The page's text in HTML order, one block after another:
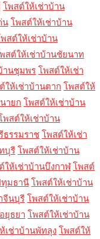
โพสต์ให้เช่าบ้าน
น โพสต์ให้เช่าบ้าน
สต์ให้เช่าบ้าน
สต์ให้เช่าบ้านชัยนาท
านชุมพร โพสต์ให้เช่า
ให้เช่าบ้านตาก โพสต์ให้
ายก โพสต์ให้เช่าบ้าน
พสต์ให้เช่าบ้าน
ธรรมราช โพสต์ให้เช่า
บุรี โพสต์ให้เช่าบ้าน
ให้เช่าบ้านบึงกาฬ โพสต์
ทุมธานี โพสต์ให้เช่าบ้าน
จีนบุรี โพสต์ให้เช่าบ้าน
ยุธยา โพสต์ให้เช่าบ้าน
เช่าบ้านพัทลุง โพสต์ให้